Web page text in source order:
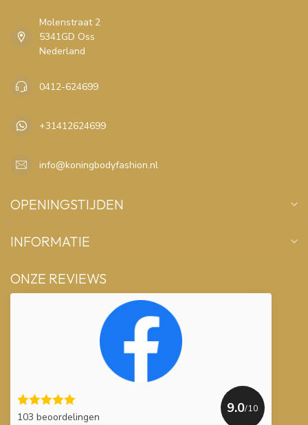
Molenstraat 2
5341GD Oss
Nederland
0412-624699
+31412624699
info@koningbodyfashion.nl
OPENINGSTIJDEN
INFORMATIE
ONZE REVIEWS
103 beoordelingen
9.0/10